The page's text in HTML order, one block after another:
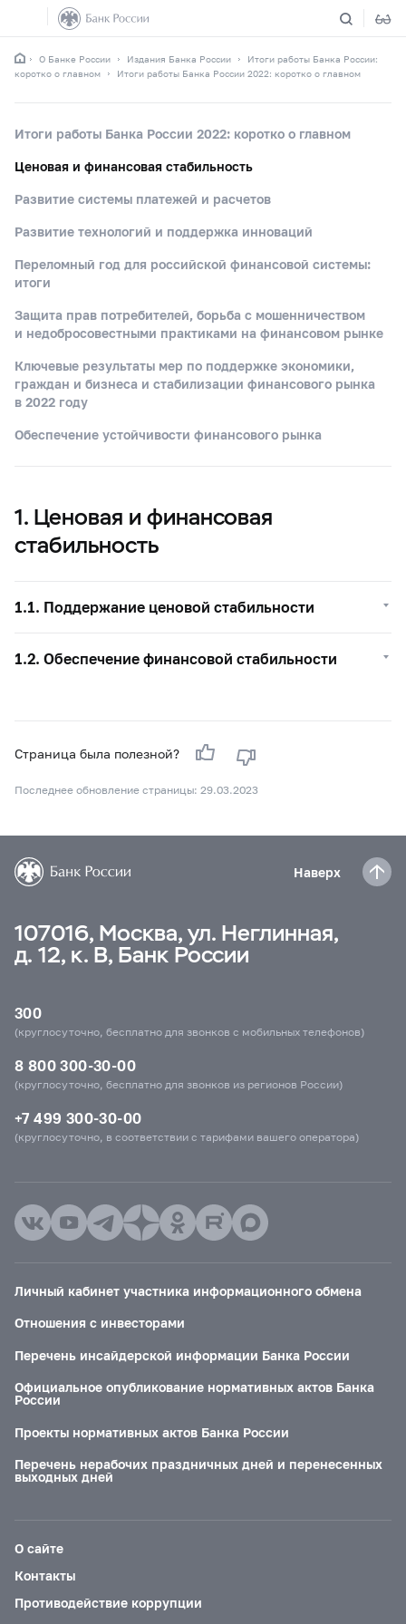
О Банке России Издания Банка России
Итоги работы Банка России:
коротко о главном
Итоги работы Банка России 2022: коротко о главном
Итоги работы Банка России 2022: коротко о главном
Ценовая и финансовая стабильность
Развитие системы платежей и расчетов
Развитие технологий и поддержка инноваций
Переломный год для российской финансовой системы:
итоги
Защита прав потребителей, борьба с мошенничеством
и недобросовестными практиками на финансовом рынке
Ключевые результаты мер по поддержке экономики,
граждан и бизнеса и стабилизации финансового рынка
в 2022 году
Обеспечение устойчивости финансового рынка
1. Ценовая и финансовая
стабильность
1.1. Поддержание ценовой стабильности
1.2. Обеспечение финансовой стабильности
Страница была полезной?
Последнее обновление страницы: 29.03.2023
Наверх
107016, Москва, ул. Неглинная,
д. 12, к. В, Банк России
300
(круглосуточно, бесплатно для звонков с мобильных телефонов)
8 800 300-30-00
(круглосуточно, бесплатно для звонков из регионов России)
+7 499 300-30-00
(круглосуточно, в соответствии с тарифами вашего оператора)
Личный кабинет участника информационного обмена
Отношения с инвесторами
Перечень инсайдерской информации Банка России
Официальное опубликование нормативных актов Банка
России
Проекты нормативных актов Банка России
Перечень нерабочих праздничных дней и перенесенных
выходных дней
О сайте
Контакты
Противодействие коррупции